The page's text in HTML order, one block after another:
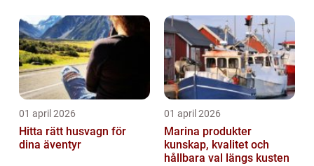
01 april 2026
Hitta rätt husvagn för
dina äventyr
01 april 2026
Marina produkter
kunskap, kvalitet och
hållbara val längs kusten